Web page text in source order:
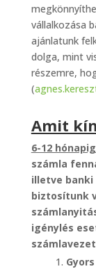
vállalkozása
ajánlatunk
dolga, mint
részemre,
(
Amit
6-12
számla
illetve
biztosítunk
igénylés